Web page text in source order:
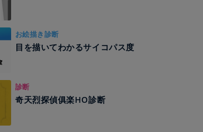
お絵描き診断
目を描いてわかるサイコパス度
診断
奇天烈探偵俱楽HO診断